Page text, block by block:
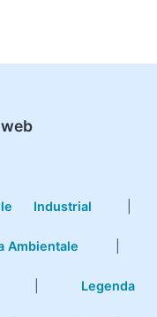
Industrial
Ambientale
Legenda